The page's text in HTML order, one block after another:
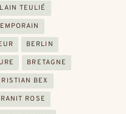
TEULIÉ
BERLIN
BRETAGNE
BEX
ROSE